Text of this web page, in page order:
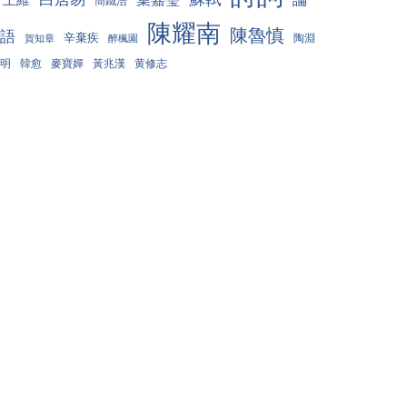
語
賀知章 辛棄疾 醉楓園 陳耀南 陳魯慎
陶淵
明
韓愈 麥寶嬋 黃兆漢 黄修志